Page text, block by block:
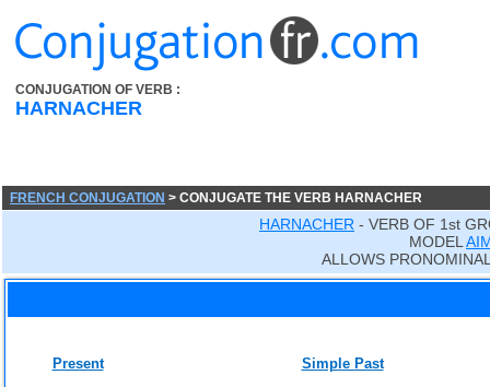
CONJUGATION OF VERB :
HARNACHER
FRENCH CONJUGATION > CONJUGATE THE VERB HARNACHER
HARNACHER - VERB OF 1st
MODEL
ALLOWS
Present
Simple Past